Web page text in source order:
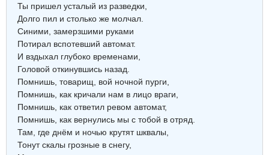
Ты пришел усталый из разведки,
Долго пил и столько же молчал.
Синими, замерзшими руками
Потирал вспотевший автомат.
И вздыхал глубоко временами,
Головой откинувшись назад.
Помнишь, товарищ, вой ночной пурги,
Помнишь, как кричали нам в лицо враги,
Помнишь, как ответил ревом автомат,
Помнишь, как вернулись мы с тобой в отряд.
Там, где днём и ночью крутят шквалы,
Тонут скалы грозные в снегу,